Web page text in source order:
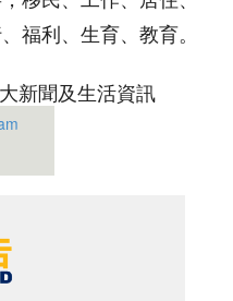
福利、生育、教育。
新聞及生活資訊